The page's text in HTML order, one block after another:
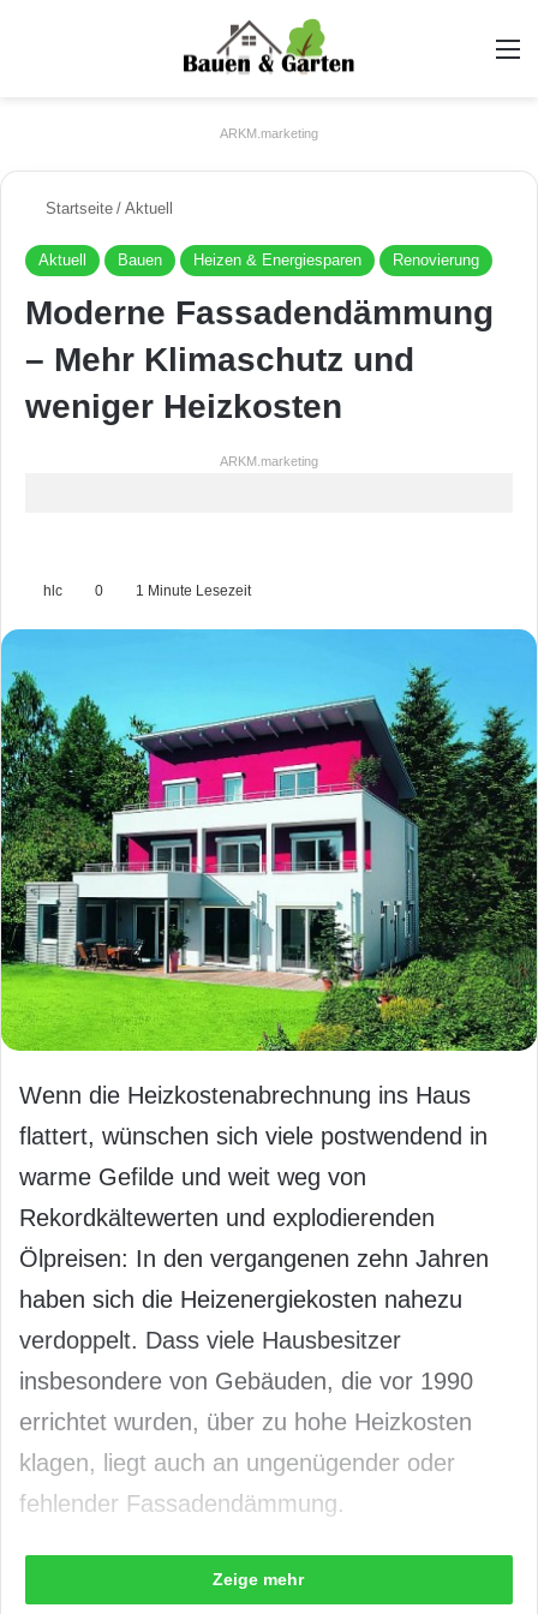
ARKM.marketing
Startseite / Aktuell
Aktuell Bauen Heizen & Energiesparen Renovierung
Moderne Fassadendämmung
– Mehr Klimaschutz und
weniger Heizkosten
ARKM.marketing
hlc 0 1 Minute Lesezeit
Wenn die Heizkostenabrechnung ins Haus
flattert, wünschen sich viele postwendend in
warme Gefilde und weit weg von
Rekordkältewerten und explodierenden
Ölpreisen: In den vergangenen zehn Jahren
haben sich die Heizenergiekosten nahezu
verdoppelt. Dass viele Hausbesitzer
insbesondere von Gebäuden, die vor 1990
errichtet wurden, über zu hohe Heizkosten
klagen, liegt auch an ungenügender oder
fehlender Fassadendämmung.
Zeige mehr